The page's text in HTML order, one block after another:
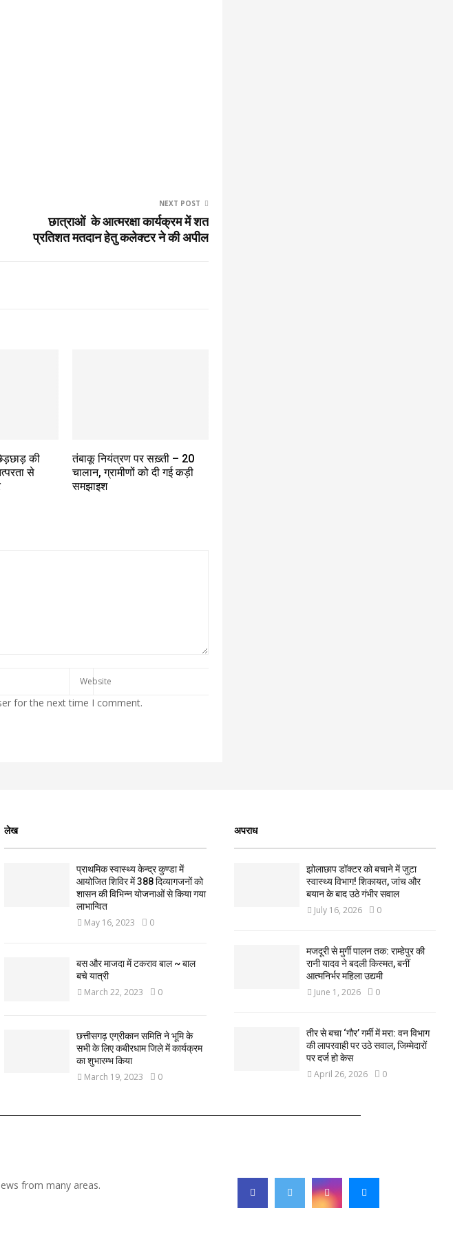
NEXT POST
छात्राओं के आत्मरक्षा कार्यक्रम में शत
प्रतिशत मतदान हेतु कलेक्टर ने की अपील
की
से
तंबाकू नियंत्रण पर सख़्ती – 20
चालान, ग्रामीणों को दी गई कड़ी
समझाइश
for the next time I comment.
लेख
प्राथमिक स्वास्थ्य केन्द्र कुण्डा में
आयोजित शिविर में 388 दिव्यागजनों को
शासन की विभिन्न योजनाओं से किया गया
लाभान्वित
May 16, 2023 0
बस और माजदा में टकराव बाल ~ बाल
बचे यात्री
March 22, 2023 0
छत्तीसगढ़ एग्रीकान समिति ने भूमि के
सभी के लिए कबीरधाम जिले में कार्यक्रम
का शुभारम्भ किया
March 19, 2023 0
अपराध
झोलाछाप डॉक्टर को बचाने में जुटा
स्वास्थ्य विभाग! शिकायत, जांच और
बयान के बाद उठे गंभीर सवाल
July 16, 2026 0
मजदूरी से मुर्गी पालन तक: राम्हेपुर की
रानी यादव ने बदली किस्मत, बनीं
आत्मनिर्भर महिला उद्यमी
June 1, 2026 0
तीर से बचा ‘गौर’ गर्मी में मरा: वन विभाग
की लापरवाही पर उठे सवाल, जिम्मेदारों
पर दर्ज हो केस
April 26, 2026 0
from many areas.